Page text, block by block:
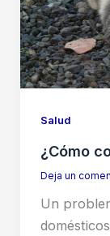
Salud
¿Cómo
Deja un
Un